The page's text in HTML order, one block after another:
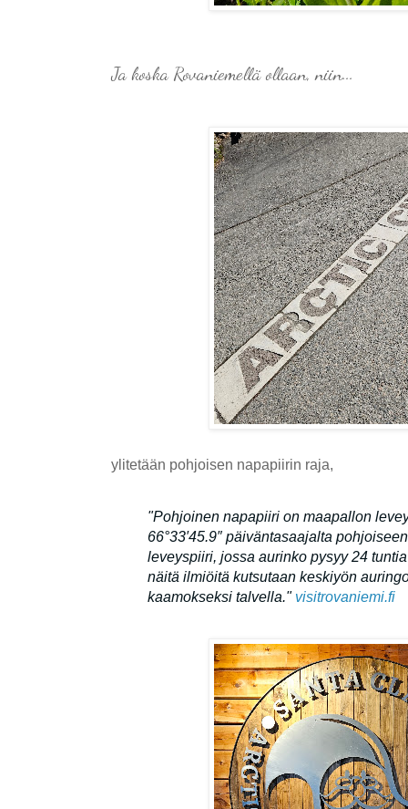
Ja koska Rovaniemellä ollaan, niin...
ylitetään pohjoisen napapiirin raja,
"Pohjoinen napapiiri on maapallon
66°33′45.9″ päiväntasaajalta
leveyspiiri, jossa aurinko pysyy 24
näitä ilmiöitä kutsutaan keskiyön
kaamokseksi talvella." visitrovaniemi.fi